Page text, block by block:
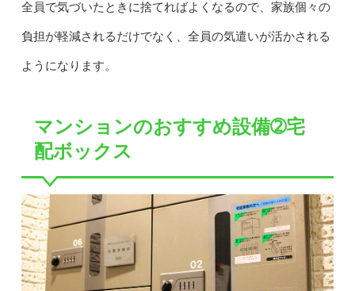
全員で気づいたときに捨てればよくなるので、家族個々の
負担が軽減されるだけでなく、全員の気遣いが活かされる
ようになります。
マンションのおすすめ設備➁宅
配ボックス